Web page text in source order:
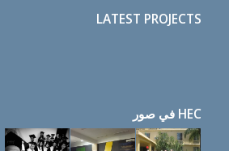
LATEST PROJECTS
HEC في صور